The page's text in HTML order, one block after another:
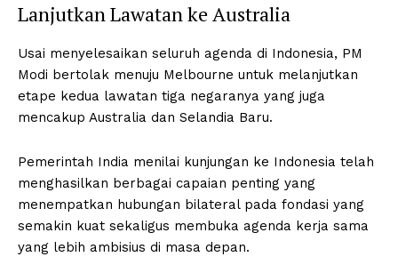
Lanjutkan Lawatan ke Australia
Usai menyelesaikan seluruh agenda di Indonesia, PM
Modi bertolak menuju Melbourne untuk melanjutkan
etape kedua lawatan tiga negaranya yang juga
mencakup Australia dan Selandia Baru.
Pemerintah India menilai kunjungan ke Indonesia telah
menghasilkan berbagai capaian penting yang
menempatkan hubungan bilateral pada fondasi yang
semakin kuat sekaligus membuka agenda kerja sama
yang lebih ambisius di masa depan.